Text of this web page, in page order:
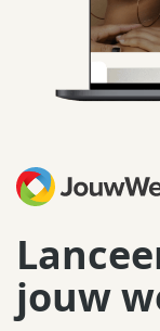
jouw